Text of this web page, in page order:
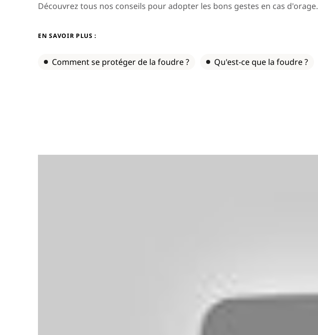
Découvrez tous nos conseils pour adopter les bons gestes en cas d'orage.
EN SAVOIR PLUS :
Comment se protéger de la foudre ? Qu'est-ce que la foudre ?